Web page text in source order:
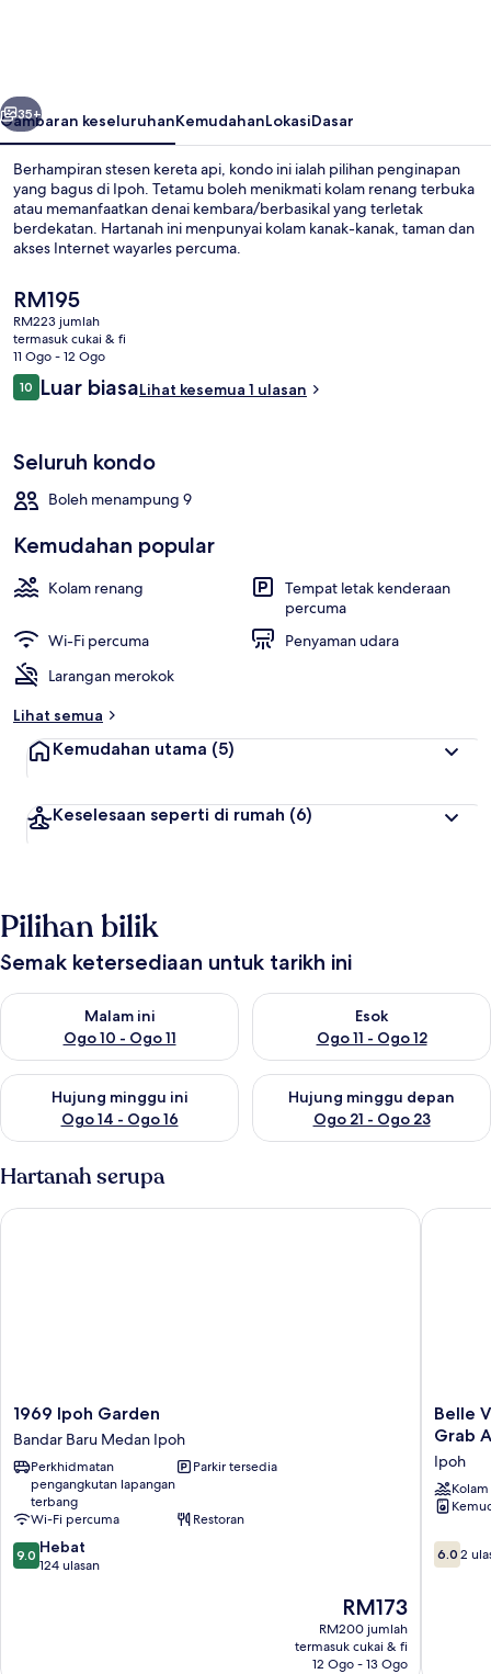
Waterpark
Seterusnya
35+
Gambaran keseluruhanKemudahanLokasiDasar
Berhampiran stesen kereta api, kondo ini ialah pilihan penginapan
yang bagus di Ipoh. Tetamu boleh menikmati kolam renang terbuka
atau memanfaatkan denai kembara/berbasikal yang terletak
berdekatan. Hartanah ini menpunyai kolam kanak-kanak, taman dan
akses Internet wayarles percuma.
Harga
semasa
ialah
RM195
RM195
RM223 jumlah
termasuk cukai & fi
11 Ogo - 12 Ogo
Ulasan
1010 daripada 10
Luar biasaLihat kesemua 1 ulasan
Seluruh kondo
Boleh menampung 9
Kemudahan popular
Kolam renang
Tempat letak kenderaan
percuma
Wi-Fi percuma
Penyaman udara
Larangan merokok
Lihat semua
Kemudahan utama (5)
Keselesaan seperti di rumah (6)
Pilihan bilik
Semak ketersediaan untuk tarikh ini
Malam ini
Ogo 10 - Ogo 11
Semak ketersediaan untuk malam ini Ogo 10 - Ogo 11
Esok
Ogo 11 - Ogo 12
Semak ketersediaan untuk
Hujung minggu ini
Ogo 14 - Ogo 16
Semak ketersediaan untuk hujung minggu ini Ogo 14 - Ogo 16
Hujung minggu depan
Ogo 21 - Ogo 23
Semak ketersediaan untuk
Hartanah serupa
1969
Ipoh
Garden
Bandar
Baru
Medan
Ipoh
1969 Ipoh Garden
Bandar Baru Medan Ipoh
Perkhidmatan
pengangkutan lapangan
terbang
Parkir tersedia
Wi-Fi percuma Restoran
9.0
daripada
9.0 Hebat
124 ulasan
Harga
ialah
RM173
RM173
RM200 jumlah
termasuk cukai & fi
12 Ogo - 13 Ogo
1969 Ipoh Garden
Belle
Vue
Suites
l
The
Ipoh
l
Belle
Grab
Ipoh
6.0
6.0 2
Belle